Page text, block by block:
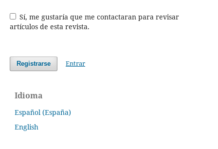
Sí, me gustaría que me contactaran para revisar
artículos de esta revista.
Registrarse Entrar
Idioma
Español (España)
English